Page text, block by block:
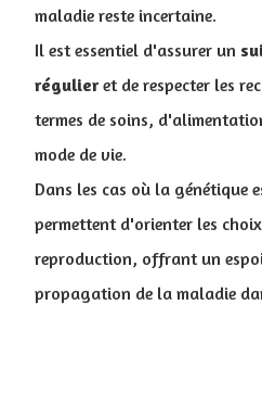
maladie reste incertaine.
Il est essentiel d'assurer un
régulieret de respecter les
termes de soins,
mode de vie.
Dans les cas où la génétique
permettent d'orienter les
reproduction, offrant un
propagation de la maladie